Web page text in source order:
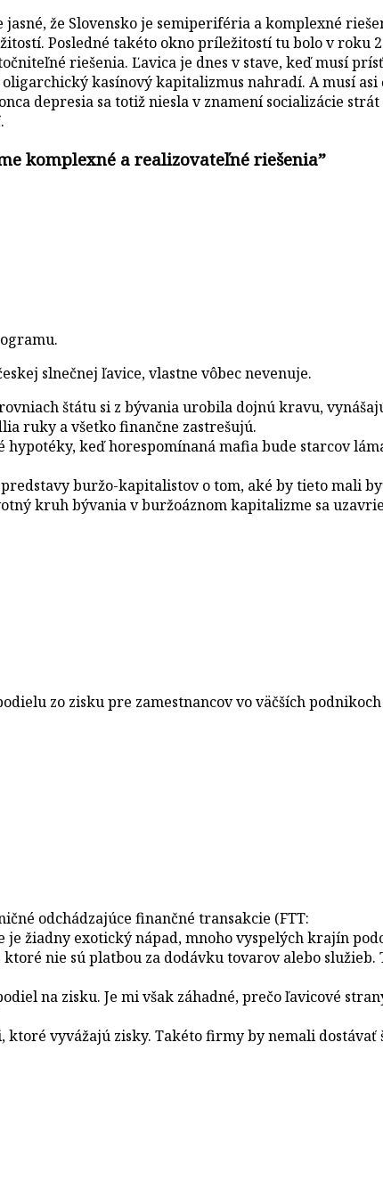
že Slovensko je semiperiféria a komplexné
Posledné takéto okno príležitostí tu bolo v roku
riešenia. Ľavica je dnes v stave, keď musí
kasínový kapitalizmus nahradí. A musí
depresia sa totiž niesla v znamení socializácie
komplexné a realizovateľné riešenia”
slnečnej ľavice, vlastne vôbec nevenuje.
štátu si z bývania urobila dojnú kravu,
ruky a všetko finančne zastrešujú.
keď horespomínaná mafia bude starcov
buržo-kapitalistov o tom, aké by tieto mali
kruh bývania v buržoáznom kapitalizme sa
zo zisku pre zamestnancov vo väčších podnikoch
odchádzajúce finančné transakcie (FTT:
je žiadny exotický nápad, mnoho vyspelých krajín
nie sú platbou za dodávku tovarov alebo služieb.
na zisku. Je mi však záhadné, prečo ľavicové
vyvážajú zisky. Takéto firmy by nemali dostávať